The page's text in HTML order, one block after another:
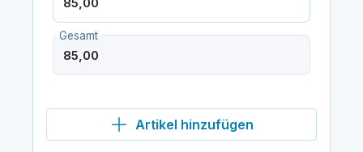
Gesamt
Artikel hinzufügen